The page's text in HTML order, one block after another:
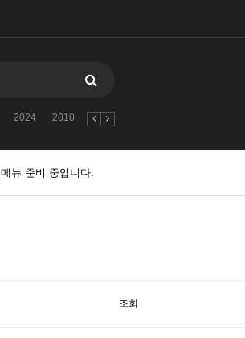
2024 2010 자유게시판
메뉴 준비 중입니다.
조회